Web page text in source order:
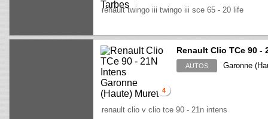
renault twingo iii twingo iii sce 65 - 20 life
4
Renault Clio TCe 90 -
AUTOS Garonne
renault clio v clio tce 90 - 21n intens